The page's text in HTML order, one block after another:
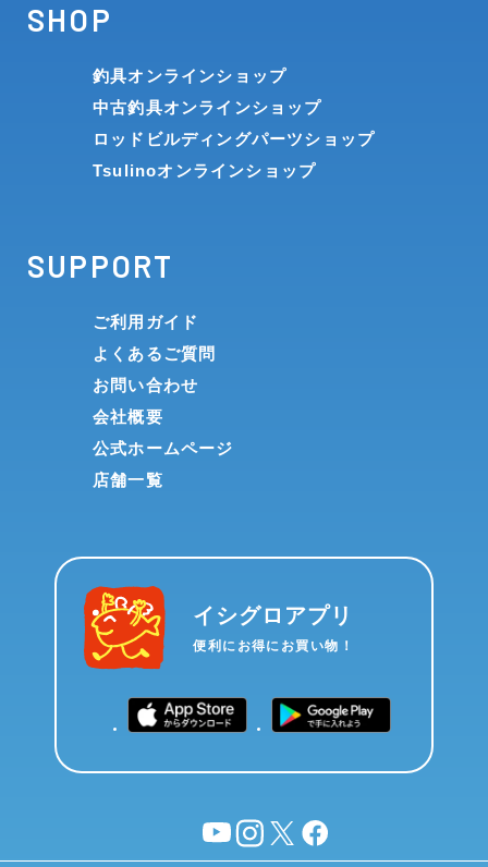
SHOP
釣具オンラインショップ
中古釣具オンラインショップ
ロッドビルディングパーツショップ
Tsulinoオンラインショップ
SUPPORT
ご利用ガイド
よくあるご質問
お問い合わせ
会社概要
公式ホームページ
店舗一覧
イシグロアプリ
便利にお得にお買い物！
YouTubeinstagram
X facebook